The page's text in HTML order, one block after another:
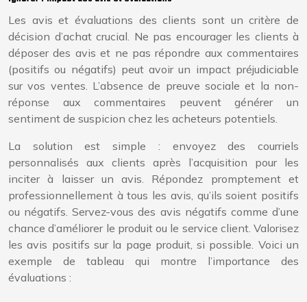
Les avis et évaluations des clients sont un critère de
décision d’achat crucial. Ne pas encourager les clients à
déposer des avis et ne pas répondre aux commentaires
(positifs ou négatifs) peut avoir un impact préjudiciable
sur vos ventes. L’absence de preuve sociale et la non-
réponse aux commentaires peuvent générer un
sentiment de suspicion chez les acheteurs potentiels.
La solution est simple : envoyez des courriels
personnalisés aux clients après l’acquisition pour les
inciter à laisser un avis. Répondez promptement et
professionnellement à tous les avis, qu’ils soient positifs
ou négatifs. Servez-vous des avis négatifs comme d’une
chance d’améliorer le produit ou le service client. Valorisez
les avis positifs sur la page produit, si possible. Voici un
exemple de tableau qui montre l’importance des
évaluations :